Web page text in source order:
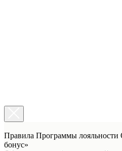
Правила Программы
бонус»